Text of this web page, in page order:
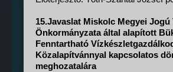
15.Javaslat Miskolc Megyei Jogú
Önkormányzata által alapított
Fenntartható
Közalapítvánnyal kapcsolatos
meghozatalára